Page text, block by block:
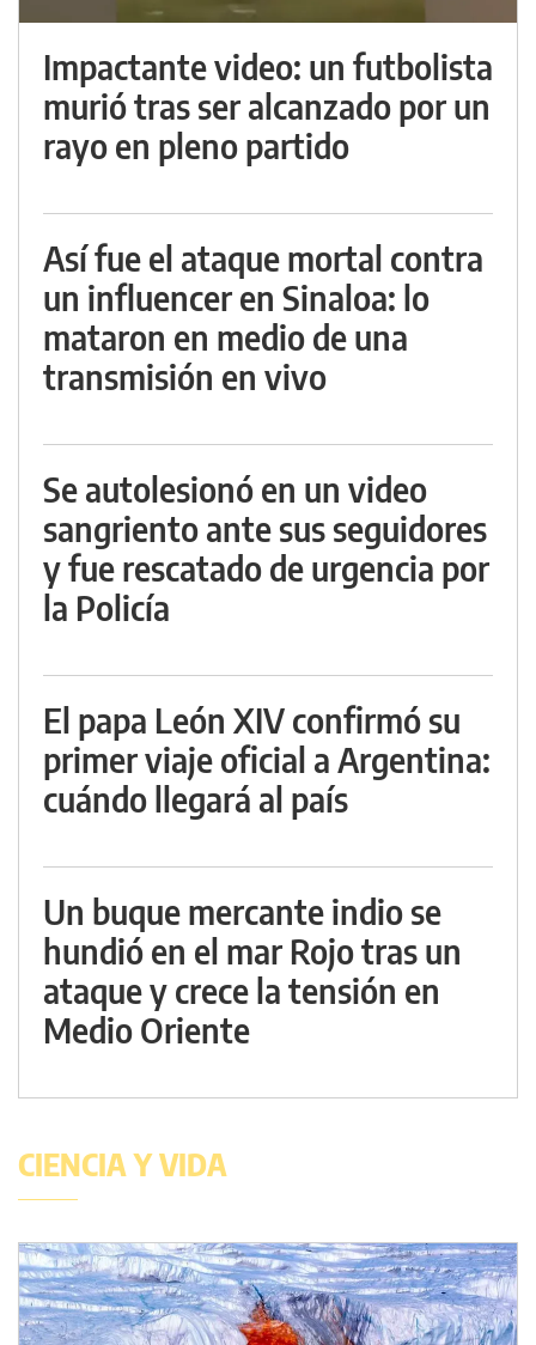
Impactante video: un futbolista
murió tras ser alcanzado por un
rayo en pleno partido
Así fue el ataque mortal contra
un influencer en Sinaloa: lo
mataron en medio de una
transmisión en vivo
Se autolesionó en un video
sangriento ante sus seguidores
y fue rescatado de urgencia por
la Policía
El papa León XIV confirmó su
primer viaje oficial a Argentina:
cuándo llegará al país
Un buque mercante indio se
hundió en el mar Rojo tras un
ataque y crece la tensión en
Medio Oriente
CIENCIA Y VIDA